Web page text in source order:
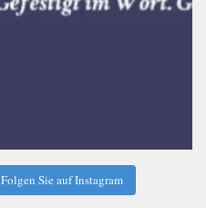
Folgen Sie auf Instagram